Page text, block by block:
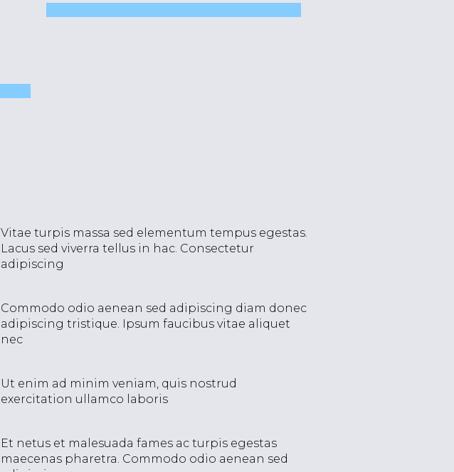
Vitae turpis massa sed elementum tempus egestas.
Lacus sed viverra tellus in hac. Consectetur
adipiscing
Commodo odio aenean sed adipiscing diam donec
adipiscing tristique. Ipsum faucibus vitae aliquet
nec
Ut enim ad minim veniam, quis nostrud
exercitation ullamco laboris
Et netus et malesuada fames ac turpis egestas
maecenas pharetra. Commodo odio aenean sed